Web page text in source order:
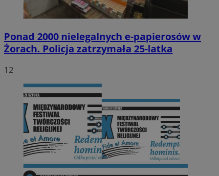
Ponad 2000 nielegalnych e-papierosów w
Żorach. Policja zatrzymała 25-latka
12